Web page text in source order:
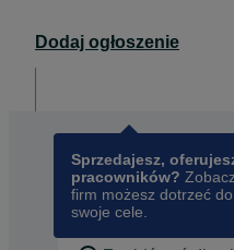
Dodaj ogłoszenie
Sprzedajesz,
pracowników?
firm możesz dotrzeć
swoje cele.